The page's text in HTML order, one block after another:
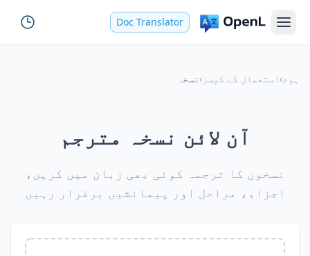
Doc Translator
ہوم›استعمال کے کیسز ›نسخہ
آن لائن نسخہ مترجم
نسخوں کا ترجمہ کوئی بھی زبان میں کریں،
اجزاء، مراحل اور پیمائشیں برقرار رہیں